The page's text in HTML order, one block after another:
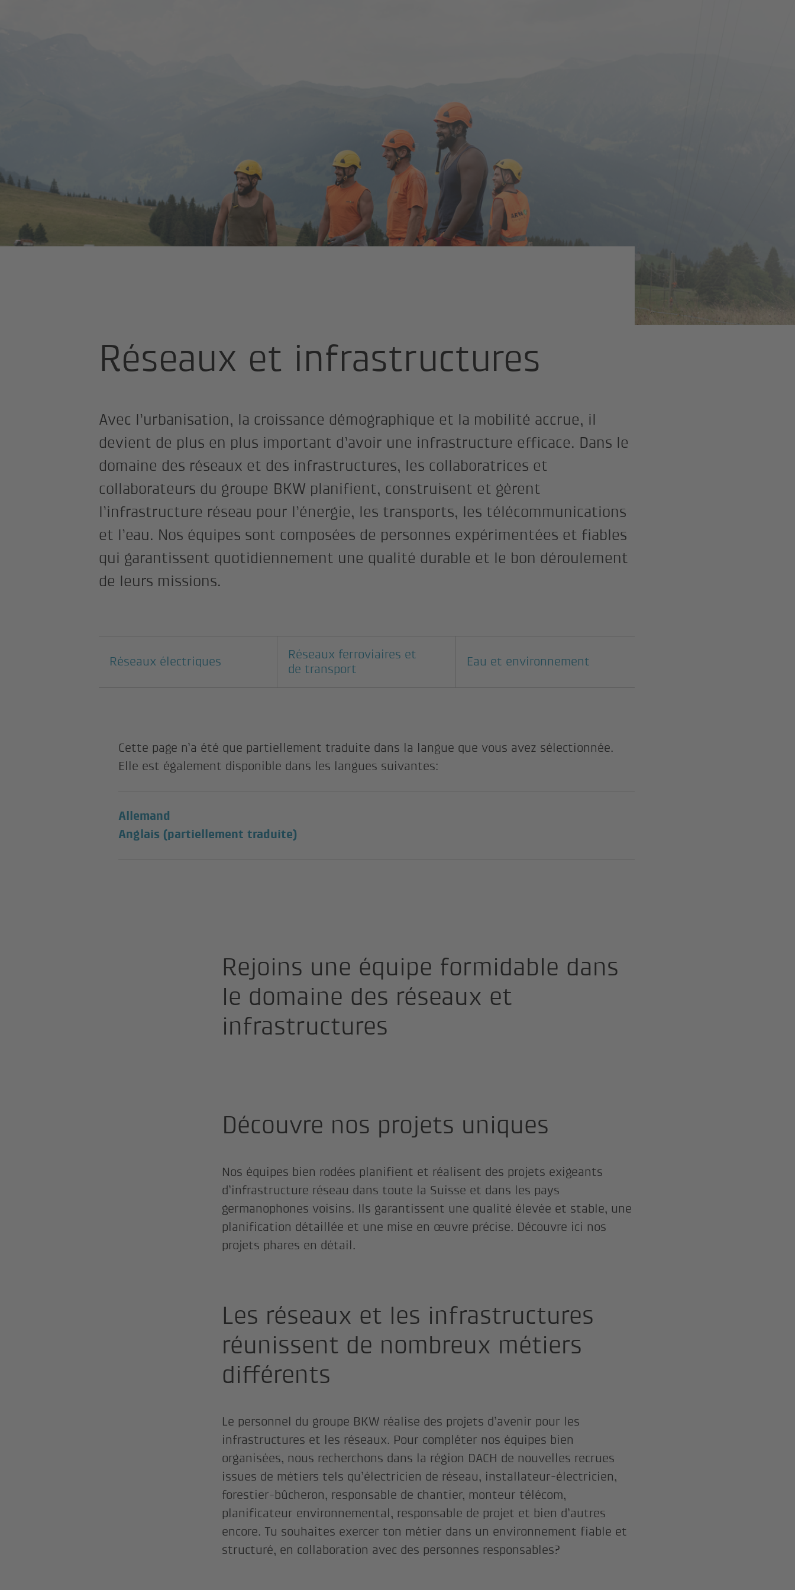
Réseaux et infrastructures
Avec l’urbanisation, la croissance démographique et la mobilité accrue, il
devient de plus en plus important d’avoir une infrastructure efficace. Dans le
domaine des réseaux et des infrastructures, les collaboratrices et
collaborateurs du groupe BKW planifient, construisent et gèrent
l’infrastructure réseau pour l’énergie, les transports, les télécommunications
et l’eau. Nos équipes sont composées de personnes expérimentées et fiables
qui garantissent quotidiennement une qualité durable et le bon déroulement
de leurs missions.
Réseaux électriques
Réseaux ferroviaires et
de transport
Eau et environnement
Cette page n’a été que partiellement traduite dans la langue que vous avez sélectionnée.
Elle est également disponible dans les langues suivantes:
Allemand
Anglais (partiellement traduite)
Rejoins une équipe formidable dans
le domaine des réseaux et
infrastructures
Découvre nos projets uniques
Nos équipes bien rodées planifient et réalisent des projets exigeants
d’infrastructure réseau dans toute la Suisse et dans les pays
germanophones voisins. Ils garantissent une qualité élevée et stable, une
planification détaillée et une mise en œuvre précise. Découvre ici nos
projets phares en détail.
Les réseaux et les infrastructures
réunissent de nombreux métiers
différents
Le personnel du groupe BKW réalise des projets d’avenir pour les
infrastructures et les réseaux. Pour compléter nos équipes bien
organisées, nous recherchons dans la région DACH de nouvelles recrues
issues de métiers tels qu’électricien de réseau, installateur-électricien,
forestier-bûcheron, responsable de chantier, monteur télécom,
planificateur environnemental, responsable de projet et bien d’autres
encore. Tu souhaites exercer ton métier dans un environnement fiable et
structuré, en collaboration avec des personnes responsables?